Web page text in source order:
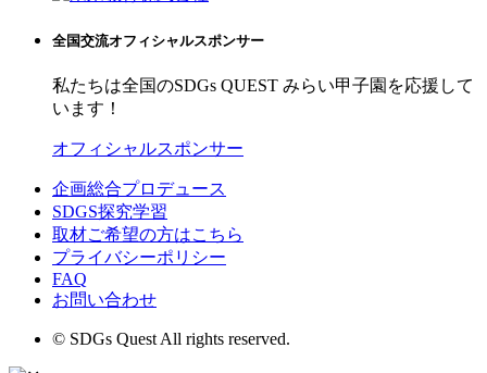
全国交流オフィシャルスポンサー
私たちは全国のSDGs QUEST みらい甲子園を応援して
います！
オフィシャルスポンサー
企画総合プロデュース
SDGS探究学習
取材ご希望の方はこちら
プライバシーポリシー
FAQ
お問い合わせ
© SDGs Quest All rights reserved.